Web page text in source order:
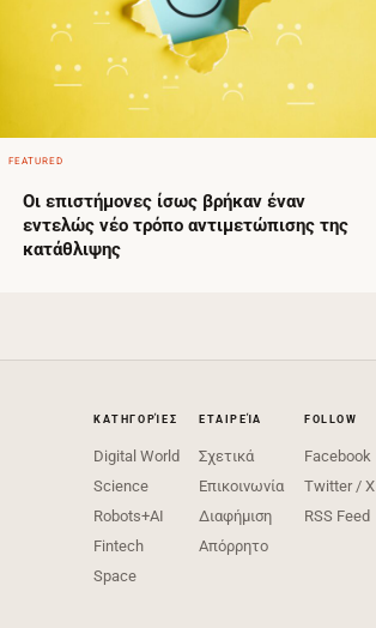
FEATURED
Οι επιστήμονες ίσως βρήκαν έναν
εντελώς νέο τρόπο αντιμετώπισης της
κατάθλιψης
ΚΑΤΗΓΟΡΊΕΣ
Digital World
Science
Robots+AI
Fintech
Space
ΕΤΑΙΡΕΊΑ
Σχετικά
Επικοινωνία
Διαφήμιση
Απόρρητο
FOLLOW
Facebook
Twitter / X
RSS Feed